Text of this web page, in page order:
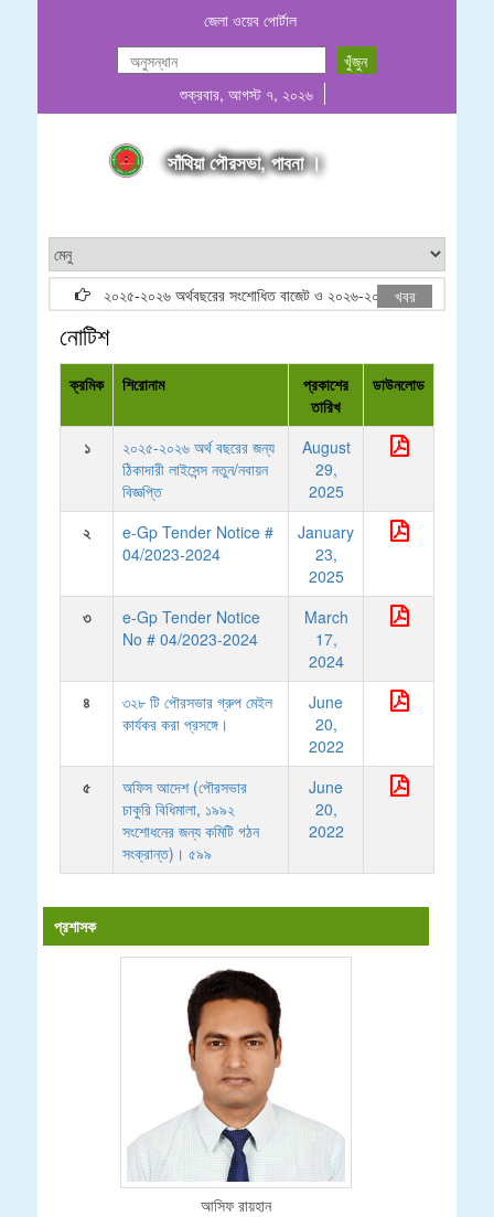
জেলা ওয়েব পোর্টাল
শুক্রবার, আগস্ট ৭, ২০২৬
সাঁথিয়া পৌরসভা, পাবনা ।
২০২৫-২০২৬ অর্থবছরের সংশোধিত বাজেট ও ২০২৬-২০২৭ অর্থবছরের
খবর
নোটিশ
ক্রমিক শিরোনাম
প্রকাশের
তারিখ
ডাউনলোড
১
২০২৫-২০২৬ অর্থ বছরের জন্য
ঠিকাদারী লাইসেন্স নতুন/নবায়ন
বিজ্ঞপ্তি
August
29,
2025
২
e-Gp Tender Notice #
04/2023-2024
January
23,
2025
৩
e-Gp Tender Notice
No # 04/2023-2024
March
17,
2024
৪
৩২৮ টি পৌরসভার গ্রুপ মেইল
কার্যকর করা প্রসঙ্গে।
June
20,
2022
৫
অফিস আদেশ (পৌরসভার
চাকুরি বিধিমালা, ১৯৯২
সংশোধনের জন্য কমিটি গঠন
সংক্রান্ত)। ৫৯৯
June
20,
2022
প্রশাসক
আসিফ রায়হান